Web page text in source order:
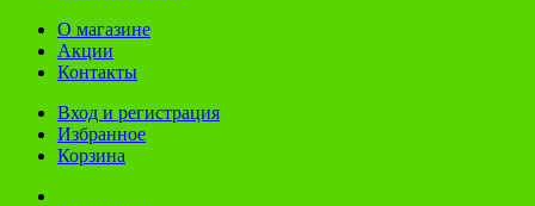
О магазине
Акции
Контакты
Вход и регистрация
Избранное
Корзина